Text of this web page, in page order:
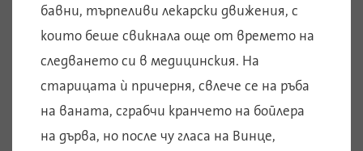
бавни, търпеливи лекарски движения, с
които беше свикнала още от времето на
следването си в медицинския. На
старицата ѝ причерня, свлече се на ръба
на ваната, сграбчи кранчето на бойлера
на дърва, но после чу гласа на Винце,